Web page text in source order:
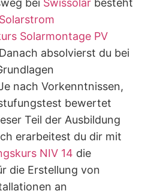
bei Swissolarbesteht
Solarstrom
Solarmontage PV
absolvierst du bei
nach Vorkenntnissen,
bewertet
Teil der Ausbildung
erarbeitest du dir mit
NIV 14 die
die Erstellung von
an